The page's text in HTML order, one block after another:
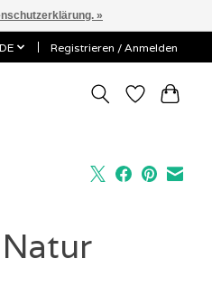
DE Registrieren / Anmelden
»